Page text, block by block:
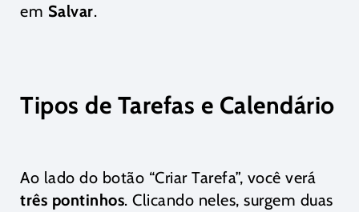
em Salvar.
Tipos de Tarefas e Calendário
Ao lado do botão “Criar Tarefa”, você verá
três pontinhos. Clicando neles, surgem duas